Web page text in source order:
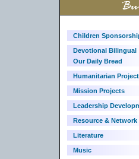
Children
Devotional Bilingual
Our Daily Bread
Humanitarian
Mission Projects
Leadership
Resource & Network
Literature
Music